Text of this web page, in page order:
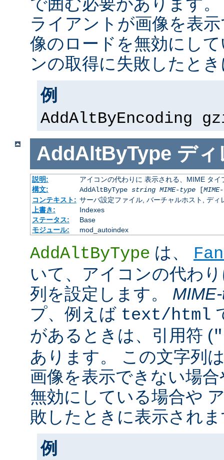
ライアントが画像を表
像のロードを無効にし
ンの取得に失敗したと
例
AddAltByEncoding
AddAltByType ディ
説明:
アイコンの代わりに 表示される、MIME タ
構文:
AddAltByType string MIME-type[
コンテキスト: サーバ設定ファイル, バーチャルホスト, ディ
上書き:
Indexes
ステータス:
Base
モジュール:
mod_autoindex
AddAltByType は、
いて、アイコンの代わ
列を設定します。
プ、例えば text/html
があるときは、引用符 ("
あります。 この文字列
画像を表示できない場
無効にしている場合や
敗したときに表示され
例